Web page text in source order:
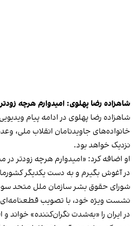
شاهزاده رضا پهلوی: امیدوارم هرچه
شاهزاده رضا پهلوی در ادامه پیام
خانواده‌های جاویدنامان انقلاب ملی،
نزدیک خواهد بود.
او اضافه کرد: «امیدوارم هرچه زودتر در
در آغوش بگیرم و به دست یکدیگر
شورای حقوق بشر سازمان ملل متحد
نشست ویژه خود، با تصویب
در ایران را «به‌شدت نگران‌کننده» خواند